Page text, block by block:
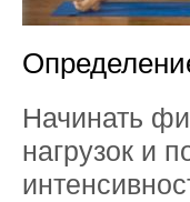
Начинать
нагрузок и